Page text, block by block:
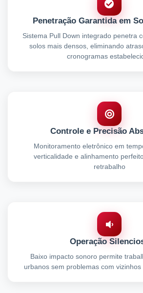
Penetração Garantida em
Sistema Pull Down integrado penetra
solos mais densos, eliminando
cronogramas
Controle e Precisão
Monitoramento eletrônico em
verticalidade e alinhamento
retrabalho
Operação
Baixo impacto sonoro permite
urbanos sem problemas com